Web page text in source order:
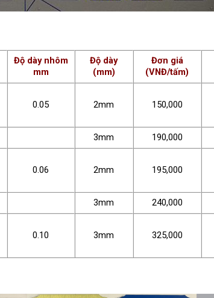
Độ dày nhôm
mm
Độ dày
(mm)
Đơn giá
(VNĐ/tấm)
0.05 2mm 150,000
3mm 190,000
0.06 2mm 195,000
3mm 240,000
0.10 3mm 325,000